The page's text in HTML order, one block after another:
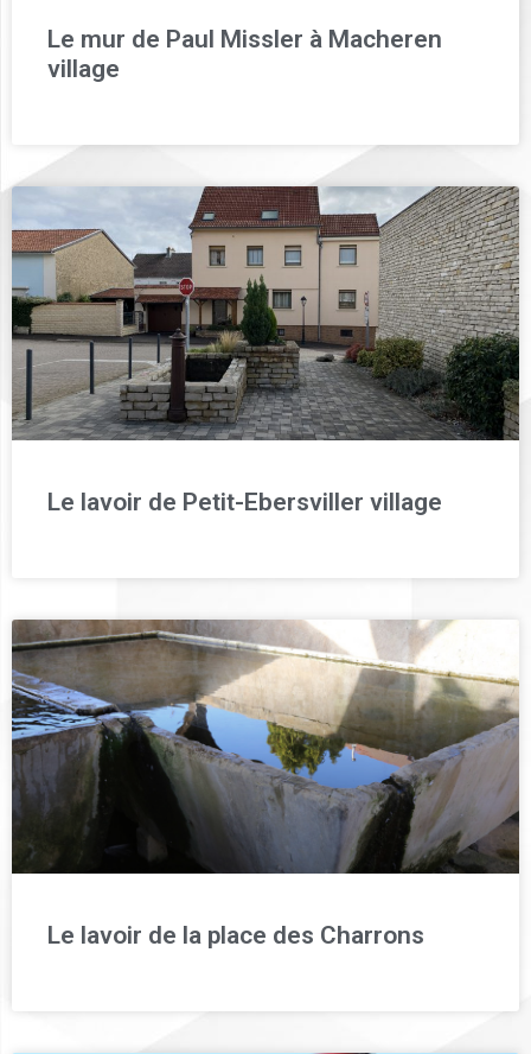
Le mur de Paul Missler à Macheren
village
Le lavoir de Petit-Ebersviller village
Le lavoir de la place des Charrons